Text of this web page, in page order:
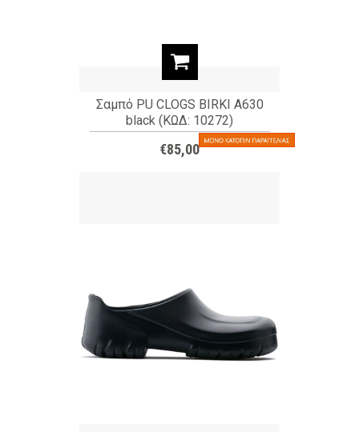
Σαμπό PU CLOGS BIRKI A630
black (ΚΩΔ: 10272)
€85,00